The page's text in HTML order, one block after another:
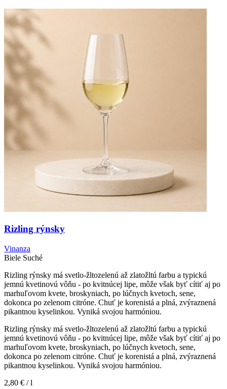
Rizling rýnsky
Vinanza
Biele Suché
Rizling rýnsky má svetlo-žltozelenú až zlatožltú farbu a typickú
jemnú kvetinovú vôňu - po kvitnúcej lipe, môže však byť cítiť aj po
marhuľovom kvete, broskyniach, po lúčnych kvetoch, sene,
dokonca po zelenom citróne. Chuť je korenistá a plná, zvýraznená
pikantnou kyselinkou. Vyniká svojou harmóniou.
Rizling rýnsky má svetlo-žltozelenú až zlatožltú farbu a typickú
jemnú kvetinovú vôňu - po kvitnúcej lipe, môže však byť cítiť aj po
marhuľovom kvete, broskyniach, po lúčnych kvetoch, sene,
dokonca po zelenom citróne. Chuť je korenistá a plná, zvýraznená
pikantnou kyselinkou. Vyniká svojou harmóniou.
2,80 € / l